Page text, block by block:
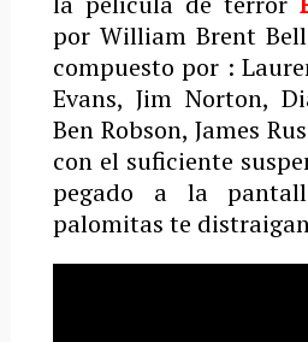
por William Brent
compuesto por :
Evans, Jim Norton,
Ben Robson, James
con el suficiente
pegado a la
palomitas te